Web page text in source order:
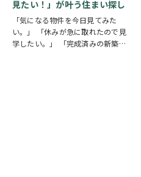
見たい！」が叶う住まい探し
「気になる物件を今日見てみた
い。」 「休みが急に取れたので見
学したい。」 「完成済みの新築を